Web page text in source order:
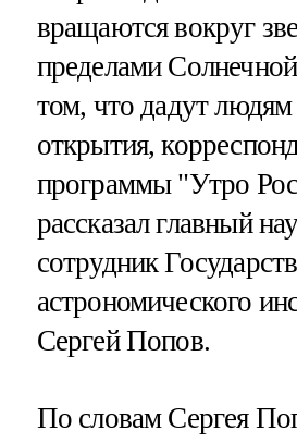
вращаются вокруг
пределами
том, что дадут людям
открытия,
программы "Утро
рассказал главный
сотрудник
астрономического
Сергей Попов.
По словам Сергея